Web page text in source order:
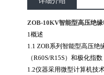
ZOB-10KV智能型高压绝
1概述
1.1 ZOB系列智能型高压绝
（R60S/R15S）和极化指
1.2仪器采用微型计算机技